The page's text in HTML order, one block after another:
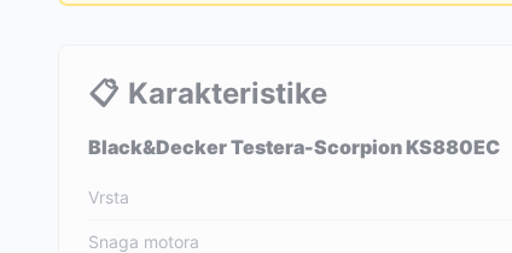
📋 Karakteristike
Black&Decker Testera-Scorpion KS880EC
Vrsta
Snaga motora